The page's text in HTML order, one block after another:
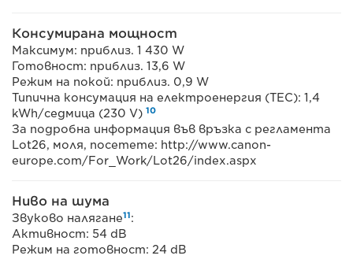
Консумирана мощност
Максимум: приблиз. 1 430 W
Готовност: приблиз. 13,6 W
Режим на покой: приблиз. 0,9 W
Типична консумация на електроенергия (TEC): 1,4
kWh/седмица (230 V) 10
За подробна информация във връзка с регламента
Lot26, моля, посетете: http://www.canon-
europe.com/For_Work/Lot26/index.aspx
Ниво на шума
Звуково налягане11:
Активност: 54 dB
Режим на готовност: 24 dB